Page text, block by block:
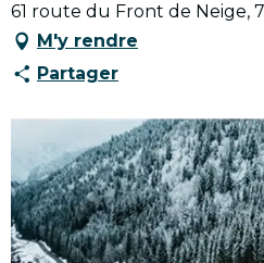
61 route du Front de Neige,
M'y rendre
Partager